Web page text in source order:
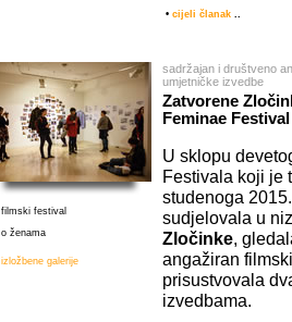
• cijeli članak ..
filmski festival
o ženama
izložbene galerije
sadržajan i društveno
umjetničke izvedbe
Zatvorene
Feminae Festival
U sklopu
Festivala koji je
studenoga
sudjelovala u
Zločinke,
angažiran
prisustvovala
izvedbama.